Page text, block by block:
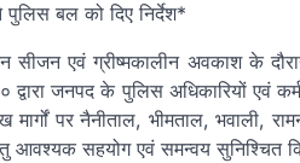
बल को दिए निर्देश*
सीजन एवं ग्रीष्मकालीन अवकाश के
द्वारा जनपद के पुलिस अधिकारियों एवं
पर नैनीताल, भीमताल, भवाली,
सहयोग एवं समन्वय सुनिश्चित